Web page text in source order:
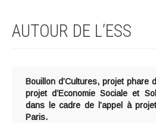
AUTOUR DE L’ESS
Bouillon d’Cultures, projet phare
projet d’Economie Sociale et
dans le cadre de l’appel à
Paris.